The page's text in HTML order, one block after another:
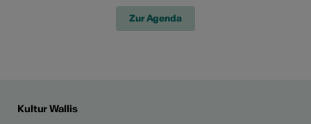
Zur Agenda
Kultur Wallis